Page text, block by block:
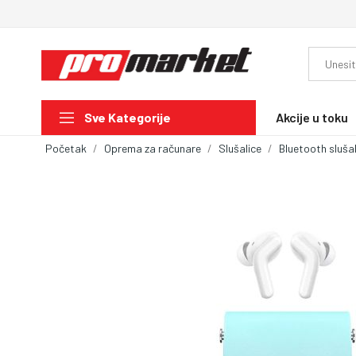
Sve Kategorije Akcije u toku
Početak Oprema za računare Slušalice Bluetooth